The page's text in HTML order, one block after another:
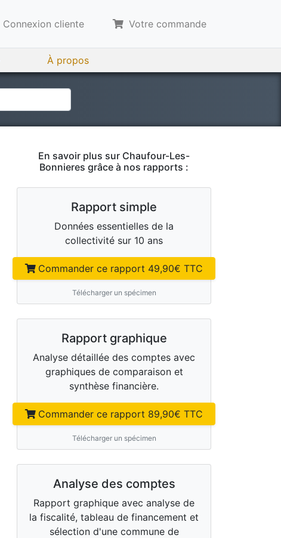
Connexion cliente Votre commande
À propos
En savoir plus sur Chaufour-Les-
Bonnieres grâce à nos rapports :
Rapport simple
Données essentielles de la
collectivité sur 10 ans
Commander ce rapport 49,90€ TTC
Télécharger un spécimen
Rapport graphique
Analyse détaillée des comptes avec
graphiques de comparaison et
synthèse financière.
Commander ce rapport 89,90€ TTC
Télécharger un spécimen
Analyse des comptes
Rapport graphique avec analyse de
la fiscalité, tableau de financement et
sélection d'une commune de